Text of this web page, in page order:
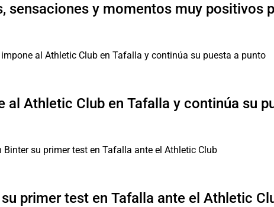
sensaciones y momentos muy positivos
al Athletic Club en Tafalla y continúa su
primer test en Tafalla ante el Athletic